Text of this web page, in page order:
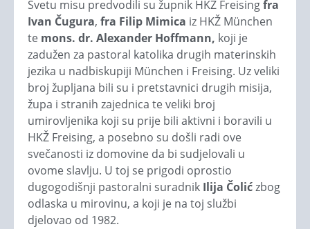
Svetu misu predvodili su župnik HKŽ Freisingfra
Ivan Čugura, fra Filip Mimica iz HKŽ München
te mons. dr. Alexander Hoffmann, koji je
zadužen za pastoral katolika drugih materinskih
jezika u nadbiskupiji München i Freising. Uz veliki
broj župljana bili su i pretstavnici drugih misija,
župa i stranih zajednica te veliki broj
umirovljenika koji su prije bili aktivni i boravili u
HKŽ Freising, a posebno su došli radi ove
svečanosti iz domovine da bi sudjelovali u
ovome slavlju. U toj se prigodi oprostio
dugogodišnji pastoralni suradnik Ilija Čolićzbog
odlaska u mirovinu, a koji je na toj službi
djelovao od 1982.